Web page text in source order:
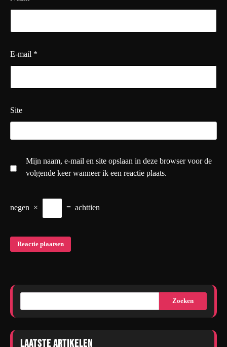
E-mail *
Site
Mijn naam, e-mail en site opslaan in deze browser voor de
volgende keer wanneer ik een reactie plaats.
negen × = achttien
Zoeken
Laatste artikelen